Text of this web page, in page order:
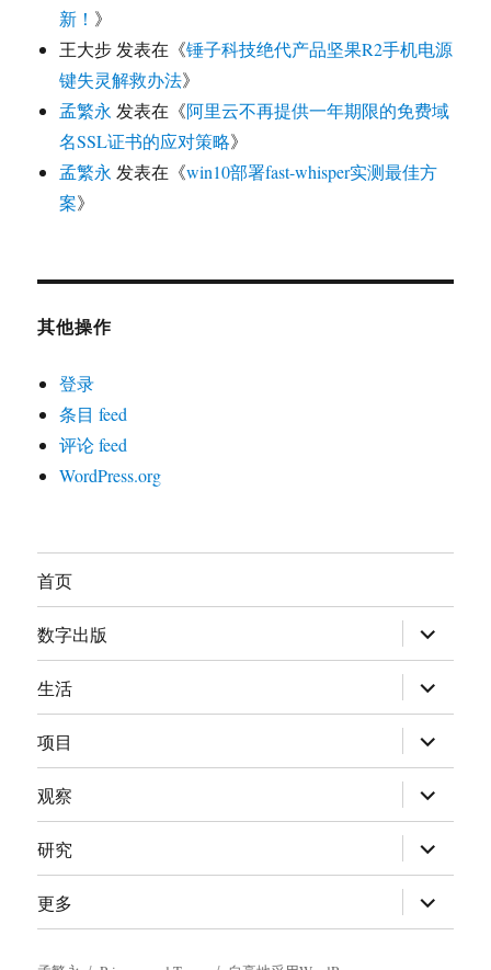
新！ 》
王大步 发表在《锤子科技绝代产品坚果R2手机电源
键失灵解救办法》
孟繁永 发表在《阿里云不再提供一年期限的免费域
名SSL证书的应对策略》
孟繁永 发表在《win10部署fast-whisper实测最佳方
案》
其他操作
登录
条目 feed
评论 feed
WordPress.org
首页
数字出版 展
开
子
菜
单
生活 展
开
子
菜
单
项目 展
开
子
菜
单
观察 展
开
子
菜
单
研究 展
开
子
菜
单
更多 展
开
子